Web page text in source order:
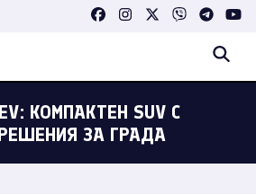
КОМПАКТЕН SUV С
ЗА ГРАДА